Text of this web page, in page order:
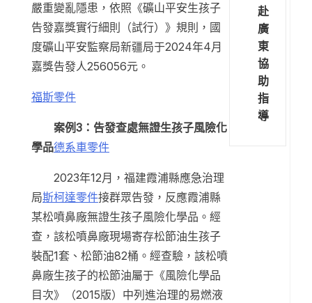
嚴重變亂隱患，依照《礦山平安生孩子
告發嘉獎實行細則（試行）》規則，國
度礦山平安監察局新疆局于2024年4月
嘉獎告發人256056元。
福斯零件
案例3：告發查處無證生孩子風險化
學品德系車零件
2023年12月，福建霞浦縣應急治理
局斯柯達零件接群眾告發，反應霞浦縣
某松噴鼻廠無證生孩子風險化學品。經
查，該松噴鼻廠現場寄存松節油生孩子
裝配1套、松節油82桶。經查驗，該松噴
鼻廠生孩子的松節油屬于《風險化學品
目次》（2015版）中列進治理的易燃液
赴
廣
東
協
助
指
導